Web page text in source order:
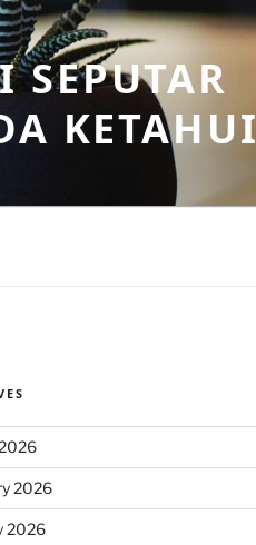
KETAHUI
2026
2026